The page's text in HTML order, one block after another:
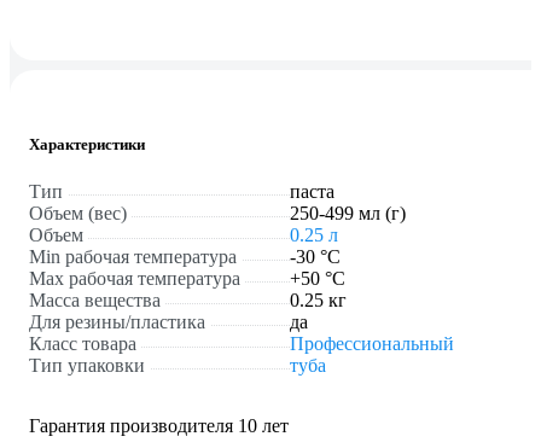
Характеристики
Тип
паста
Объем (вес)
250-499 мл (г)
Объем
0.25 л
Min рабочая температура
-30 °С
Max рабочая температура
+50 °С
Масса вещества
0.25 кг
Для резины/пластика
да
Класс товара
Профессиональный
Тип упаковки
туба
Гарантия производителя 10 лет